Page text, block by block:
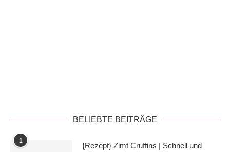
BELIEBTE BEITRÄGE
1
{Rezept} Zimt Cruffins | Schnell und